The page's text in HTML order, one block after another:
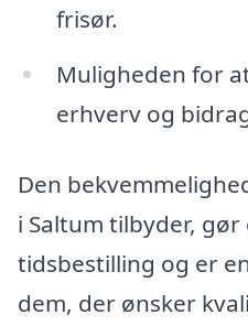
frisør.
Muligheden for
erhverv og
Den
i Saltum tilbyder,
tidsbestilling og er
dem, der ønsker